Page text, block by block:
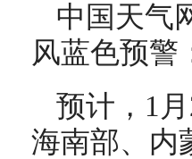
中国天气
风蓝色预警
预计，1
海南部、内